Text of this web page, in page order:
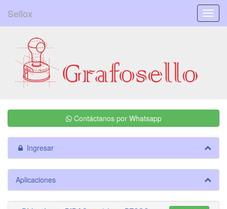
Menú
Sellox
Contáctanos por Whatsapp
Ingresar
Aplicaciones